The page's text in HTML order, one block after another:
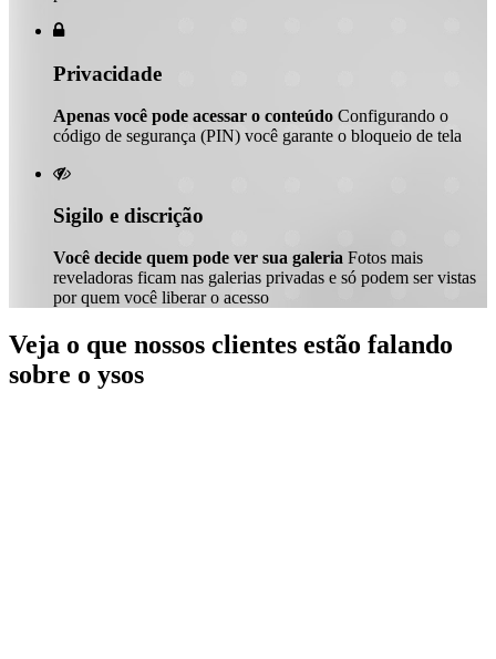

Privacidade
Apenas você pode acessar o conteúdo Configurando o
código de segurança (PIN) você garante o bloqueio de tela

Sigilo e discrição
Você decide quem pode ver sua galeria Fotos mais
reveladoras ficam nas galerias privadas e só podem ser vistas
por quem você liberar o acesso
Veja o que nossos clientes estão falando
sobre o ysos